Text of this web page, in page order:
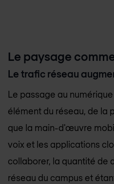
Le paysage
Le trafic réseau
Le passage au
élément du réseau, de la
que la main-d'œuvre
voix et les applications
collaborer, la quantité de
réseau du campus et